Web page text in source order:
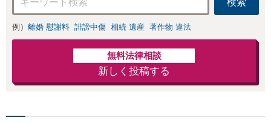
例） 離婚 慰謝料 誹謗中傷 相続 遺産 著作物 違法
無料法律相談
新しく投稿する